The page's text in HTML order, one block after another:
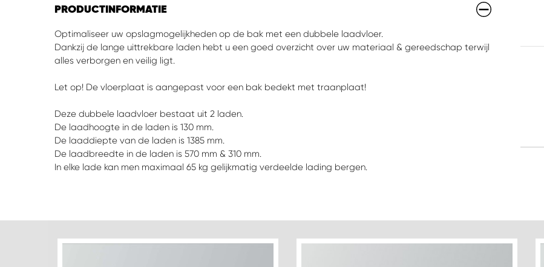
PRODUCTINFORMATIE
Optimaliseer uw opslagmogelijkheden op de bak met een dubbele laadvloer.
Dankzij de lange uittrekbare laden hebt u een goed overzicht over uw materiaal & gereedschap terwijl
alles verborgen en veilig ligt.
Let op! De vloerplaat is aangepast voor een bak bedekt met traanplaat!
Deze dubbele laadvloer bestaat uit 2 laden.
De laadhoogte in de laden is 130 mm.
De laaddiepte van de laden is 1385 mm.
De laadbreedte in de laden is 570 mm & 310 mm.
In elke lade kan men maximaal 65 kg gelijkmatig verdeelde lading bergen.